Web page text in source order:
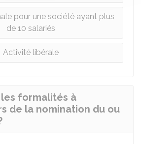
pour une société ayant plus
de 10 salariés
Activité libérale
formalités à
de la nomination du ou